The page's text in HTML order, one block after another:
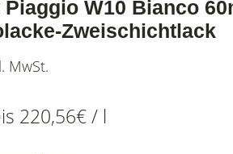
W10 Bianco
Zweischichtlack
MwSt.
220,56€/ l